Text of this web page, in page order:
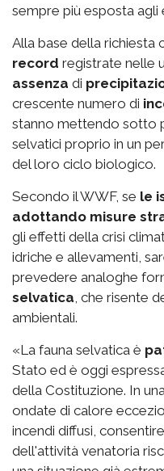
sempre più esposta agli
Alla base della richiesta
record registrate nelle
assenza di
crescente numero di
stanno mettendo sotto
selvatici proprio in un
del loro ciclo biologico.
Secondo il WWF, se le
adottando misure
gli effetti della crisi
idriche e allevamenti,
prevedere analoghe
selvatica, che risente
ambientali.
«La fauna selvatica è
Stato ed è oggi
della Costituzione. In
ondate di calore
incendi diffusi,
dell'attività venatoria